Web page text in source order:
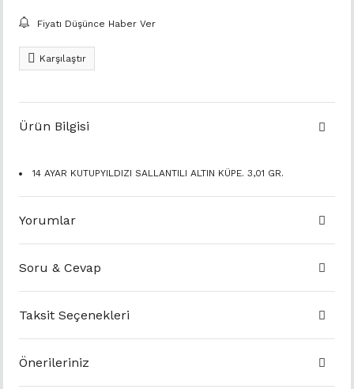
Fiyatı Düşünce Haber Ver
Karşılaştır
Ürün Bilgisi
14 AYAR KUTUPYILDIZI SALLANTILI ALTIN KÜPE. 3,01 GR.
Yorumlar
Soru & Cevap
Taksit Seçenekleri
Önerileriniz